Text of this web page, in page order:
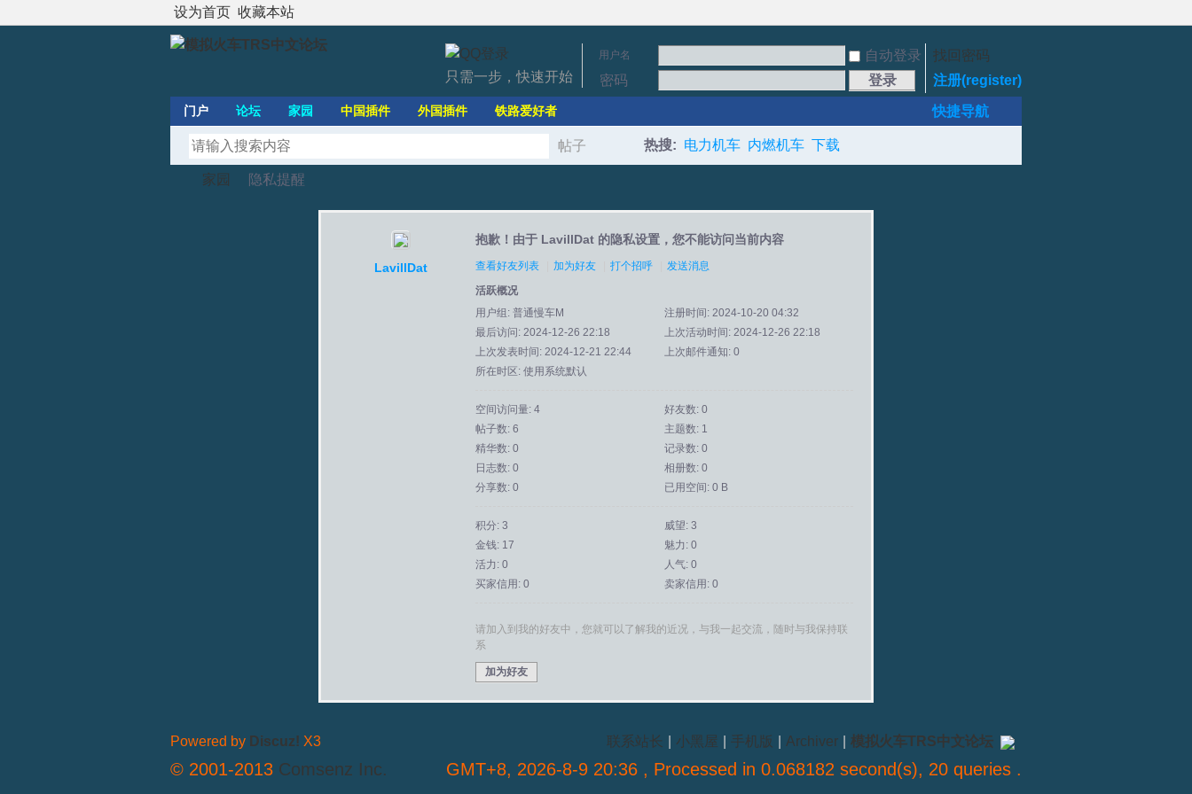
设为首页 收藏本站
用户名 自动登录
找回密码
密码
登录 注册(register)
只需一步，快速开始
快捷导航
门户 论坛 家园 中国插件 外国插件 铁路爱好者
帖子
索
热搜: 电力机车 内燃机车 下载
家园 隐私提醒
LavillDat
抱歉！由于 LavillDat 的隐私设置，您不能访问当前内容
查看好友列表 加为好友 打个招呼
发送消息
活跃概况
用户组: 普通慢车M
注册时间: 2024-10-20 04:32
最后访问: 2024-12-26 22:18
上次活动时间: 2024-12-26 22:18
上次发表时间: 2024-12-21 22:44
上次邮件通知: 0
所在时区: 使用系统默认
空间访问量: 4
好友数: 0
帖子数: 6
主题数: 1
精华数: 0
记录数: 0
日志数: 0
相册数: 0
分享数: 0
已用空间: 0 B
积分: 3
威望: 3
金钱: 17
魅力: 0
活力: 0
人气: 0
买家信用: 0
卖家信用: 0
请加入到我的好友中，您就可以了解我的近况，与我一起交流，随时与我保持联
系
加为好友
联系站长 小黑屋 手机版 Archiver 模拟火车TRS中文论坛
GMT+8, 2026-8-9 20:36 , Processed in 0.068182 second(s), 20 queries .
Powered by Discuz! X3
© 2001-2013 Comsenz Inc.